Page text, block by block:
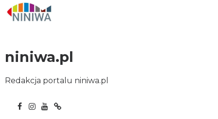
niniwa.pl
Redakcja portalu niniwa.pl